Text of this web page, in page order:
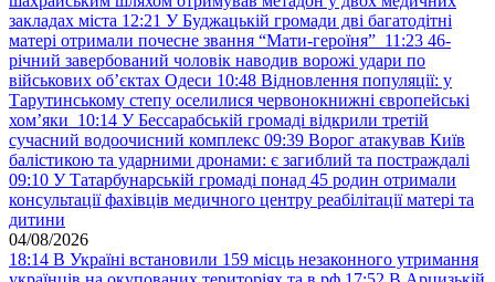
закладах міста 12:21 У Буджацькій громади дві багатодітні
матері отримали почесне звання “Мати-героїня” 11:23 46-
річний завербований чоловік наводив ворожі удари по
військових обʼєктах Одеси 10:48 Відновлення популяції: у
Тарутинському степу оселилися червонокнижні європейські
хом’яки 10:14 У Бессарабській громаді відкрили третій
сучасний водоочисний комплекс 09:39 Ворог атакував Київ
балістикою та ударними дронами: є загиблий та постраждалі
09:10 У Татарбунарській громаді понад 45 родин отримали
консультації фахівців медичного центру реабілітації матері та
дитини
04/08/2026
18:14 В Україні встановили 159 місць незаконного утримання